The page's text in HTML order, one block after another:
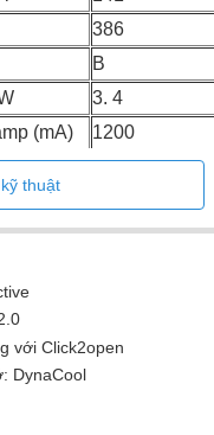
386
B
3. 4
(mA)
1200
220.00-240.00
1
thuật
với Click2open
DynaCool